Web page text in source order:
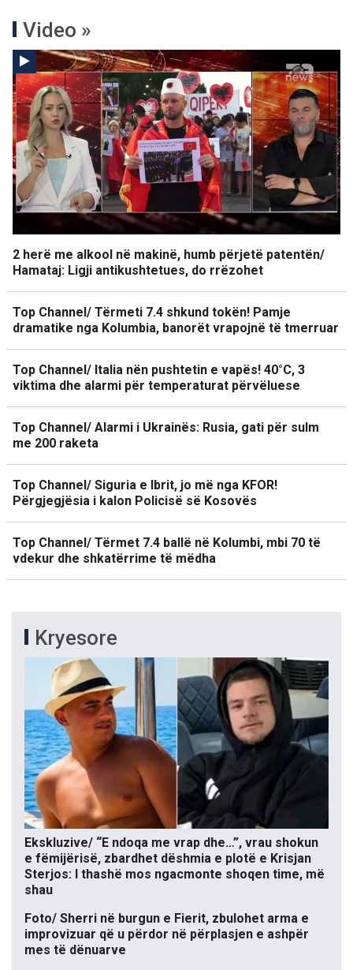
Video »
2 herë me alkool në makinë, humb përjetë patentën/
Hamataj: Ligji antikushtetues, do rrëzohet
Top Channel/ Tërmeti 7.4 shkund tokën! Pamje
dramatike nga Kolumbia, banorët vrapojnë të tmerruar
Top Channel/ Italia nën pushtetin e vapës! 40°C, 3
viktima dhe alarmi për temperaturat përvëluese
Top Channel/ Alarmi i Ukrainës: Rusia, gati për sulm
me 200 raketa
Top Channel/ Siguria e Ibrit, jo më nga KFOR!
Përgjegjësia i kalon Policisë së Kosovës
Top Channel/ Tërmet 7.4 ballë në Kolumbi, mbi 70 të
vdekur dhe shkatërrime të mëdha
Kryesore
Ekskluzive/ “E ndoqa me vrap dhe…”, vrau shokun
e fëmijërisë, zbardhet dëshmia e plotë e Krisjan
Sterjos: I thashë mos ngacmonte shoqen time, më
shau
Foto/ Sherri në burgun e Fierit, zbulohet arma e
improvizuar që u përdor në përplasjen e ashpër
mes të dënuarve